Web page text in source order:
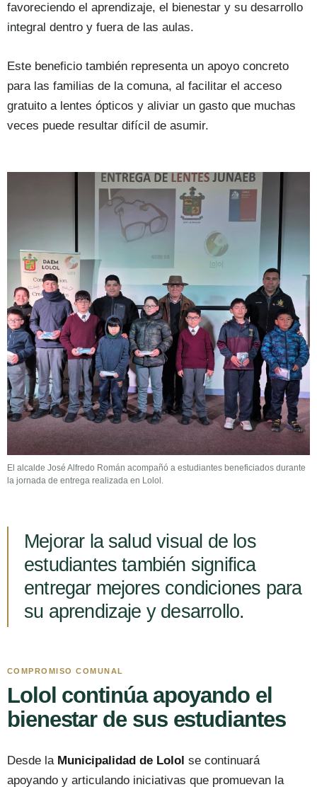
favoreciendo el aprendizaje, el bienestar y su desarrollo
integral dentro y fuera de las aulas.
Este beneficio también representa un apoyo concreto
para las familias de la comuna, al facilitar el acceso
gratuito a lentes ópticos y aliviar un gasto que muchas
veces puede resultar difícil de asumir.
El alcalde José Alfredo Román acompañó a estudiantes beneficiados durante
la jornada de entrega realizada en Lolol.
Mejorar la salud visual de los
estudiantes también significa
entregar mejores condiciones para
su aprendizaje y desarrollo.
COMPROMISO COMUNAL
Lolol continúa apoyando el
bienestar de sus estudiantes
Desde la Municipalidad de Lolol se continuará
apoyando y articulando iniciativas que promuevan la